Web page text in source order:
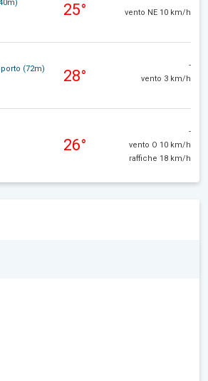
25°
vento NE 10 km/h
(72m)
28°
-
vento 3 km/h
26°
-
vento O 10 km/h
raffiche 18 km/h